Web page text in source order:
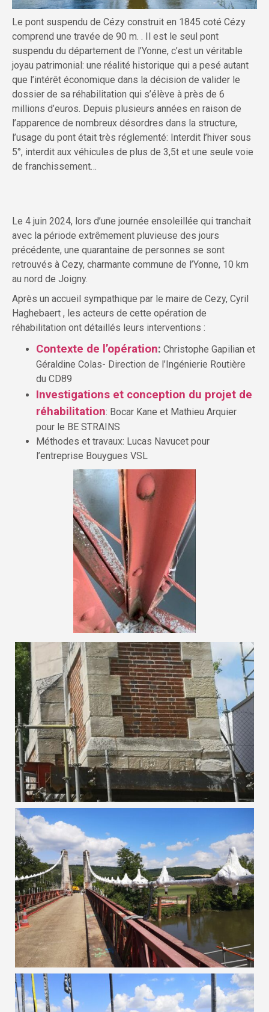
Le pont suspendu de Cézy construit en 1845 coté Cézy
comprend une travée de 90 m. . Il est le seul pont
suspendu du département de l’Yonne, c’est un véritable
joyau patrimonial: une réalité historique qui a pesé autant
que l’intérêt économique dans la décision de valider le
dossier de sa réhabilitation qui s’élève à près de 6
millions d’euros. Depuis plusieurs années en raison de
l’apparence de nombreux désordres dans la structure,
l’usage du pont était très réglementé: Interdit l’hiver sous
5°, interdit aux véhicules de plus de 3,5t et une seule voie
de franchissement…
Le 4 juin 2024, lors d’une journée ensoleillée qui tranchait
avec la période extrêmement pluvieuse des jours
précédente, une quarantaine de personnes se sont
retrouvés à Cezy, charmante commune de l’Yonne, 10 km
au nord de Joigny.
Après un accueil sympathique par le maire de Cezy, Cyril
Haghebaert , les acteurs de cette opération de
réhabilitation ont détaillés leurs interventions :
Contexte de l’opération: Christophe Gapilian et
Géraldine Colas- Direction de l’Ingénierie Routière
du CD89
Investigations et conception du projet de
réhabilitation: Bocar Kane et Mathieu Arquier
pour le BE STRAINS
Méthodes et travaux: Lucas Navucet pour
l’entreprise Bouygues VSL